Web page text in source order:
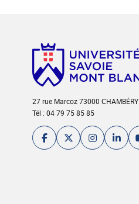
27 rue Marcoz 73000 CHAMBÉRY
Tél : 04 79 75 85 85